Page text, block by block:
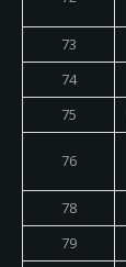
73
74
75
76
78
79